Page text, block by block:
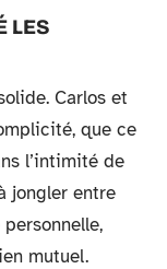
LES
Carlos et
que ce
l’intimité de
jongler entre
mutuel.